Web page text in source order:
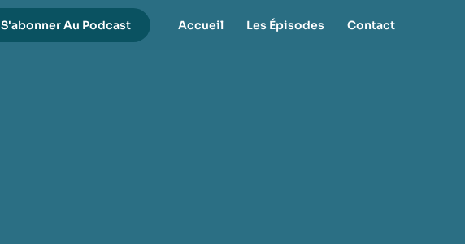
S'abonner Au Podcast Accueil Les Épisodes Contact